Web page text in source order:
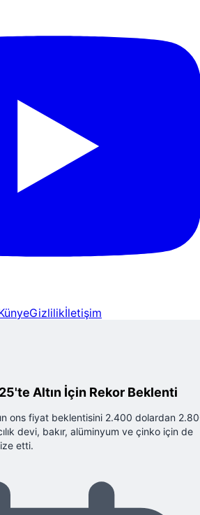
Gizlilikİletişim
Altın İçin Rekor Beklenti
ons fiyat beklentisini 2.400 dolardan
devi, bakır, alüminyum ve çinko için de
etti.